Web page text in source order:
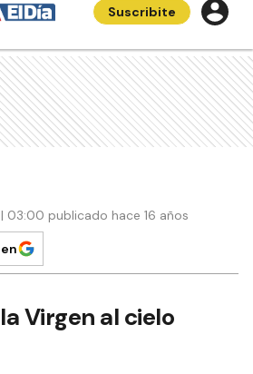
Suscribite
03:00 publicado hace 16 años
Virgen al cielo